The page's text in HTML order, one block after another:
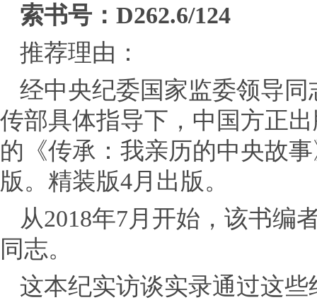
索书号：D262.6/124
推荐理由：
经中央纪委国家监委领导
传部具体指导下，中国方正
的《传承：我亲历的中央故
版。精装版4月出版。
从2018年7月开始，该书编
同志。
这本纪实访谈实录通过这